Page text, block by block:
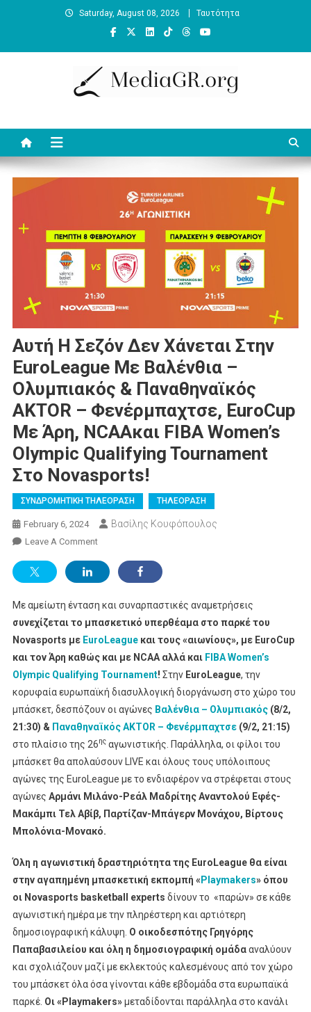
Saturday, August 08, 2026 Ταυτότητα
Αυτή Η Σεζόν Δεν Χάνεται Στην
EuroLeague Με Βαλένθια –
Ολυμπιακός & Παναθηναϊκός
AKTOR – Φενέρμπαχτσε, EuroCup
Με Άρη, NCAAκαι FIBA Women’s
Olympic Qualifying Tournament
Στο Novasports!
ΣΥΝΔΡΟΜΗΤΙΚΗ ΤΗΛΕΟΡΑΣΗ ΤΗΛΕΟΡΑΣΗ
February 6, 2024 Βασίλης Κουφόπουλος
Leave A CommentOn
Δεν
Χάνεται
Στην
EuroLeague
Με
Ολυμπιακός
&
Παναθηναϊκός
AKTOR
–
Φενέρμπαχτσε,
EuroCup
Με
NCAAκαι
FIBA
Women’s
Tournament
Novasports!
Με αμείωτη ένταση και συναρπαστικές αναμετρήσεις
συνεχίζεται το μπασκετικό υπερθέαμα στο παρκέ του
Novasports με EuroLeagueκαι τους «αιωνίους», με EuroCup
και τον Άρη καθώς και με NCAA αλλά και FIBA Women’s
Olympic Qualifying Tournament! Στην EuroLeague, την
κορυφαία ευρωπαϊκή διασυλλογική διοργάνωση στο χώρο του
μπάσκετ, δεσπόζουν οι αγώνες Βαλένθια – Ολυμπιακός(8/2,
21:30) & Παναθηναϊκός AKTOR – Φενέρμπαχτσε(9/2, 21:15)
στο πλαίσιο της 26ηςαγωνιστικής. Παράλληλα, οι φίλοι του
μπάσκετ θα απολαύσουν LIVE και όλους τους υπόλοιπους
αγώνες της EuroLeague με το ενδιαφέρον να στρέφεται στους
αγώνες Αρμάνι Μιλάνο-Ρεάλ Μαδρίτης Αναντολού Εφές-
Μακάμπι Τελ Αβίβ, Παρτίζαν-Μπάγερν Μονάχου, Βίρτους
Μπολόνια-Μονακό.
Όλη η αγωνιστική δραστηριότητα της EuroLeagueθα είναι
στην αγαπημένη μπασκετική εκπομπή «Playmakers» όπου
οι Novasports basketball experts δίνουν το «παρών» σε κάθε
αγωνιστική ημέρα με την πληρέστερη και αρτιότερη
δημοσιογραφική κάλυψη. Ο οικοδεσπότης Γρηγόρης
Παπαβασιλείου και όλη η δημοσιογραφική ομάδααναλύουν
και σχολιάζουν μαζί με εκλεκτούς καλεσμένους από τον χώρο
του μπάσκετ όλα όσα γίνονται κάθε εβδομάδα στα ευρωπαϊκά
παρκέ. Οι «Playmakers»μεταδίδονται παράλληλα στο κανάλι